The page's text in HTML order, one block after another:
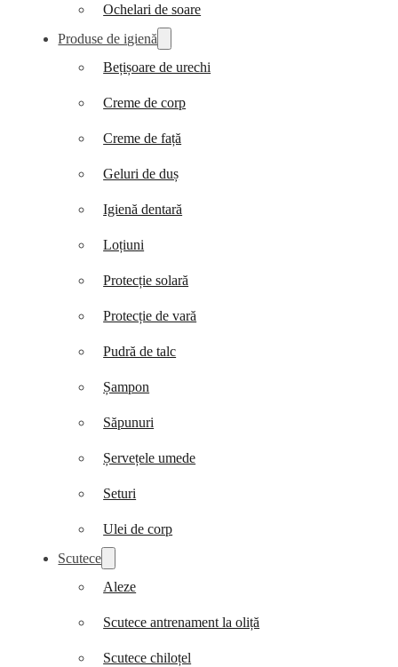
Ochelari de soare
Produse de igienă
Bețișoare de urechi
Creme de corp
Creme de față
Geluri de duș
Igienă dentară
Loțiuni
Protecție solară
Protecție de vară
Pudră de talc
Șampon
Săpunuri
Șervețele umede
Seturi
Ulei de corp
Scutece
Aleze
Scutece antrenament la oliță
Scutece chiloțel